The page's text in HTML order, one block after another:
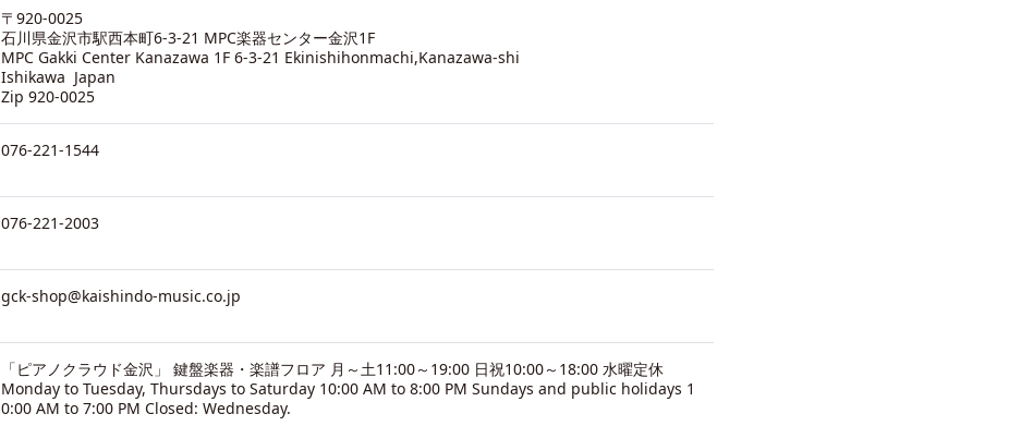
〒920-0025
石川県金沢市駅西本町6-3-21 MPC楽器センター金沢1F
MPC Gakki Center Kanazawa 1F 6-3-21 Ekinishihonmachi,Kanazawa-shi
Ishikawa Japan
Zip 920-0025
076-221-1544
076-221-2003
gck-shop@kaishindo-music.co.jp
「ピアノクラウド金沢」 鍵盤楽器・楽譜フロア 月～土11:00～19:00 日祝10:00～18:00 水曜定休
Monday to Tuesday, Thursdays to Saturday 10:00 AM to 8:00 PM Sundays and public holidays 1
0:00 AM to 7:00 PM Closed: Wednesday.